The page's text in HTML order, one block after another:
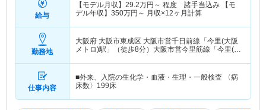
給与
【モデル月収】 29.2万円～ 程度 諸手当込み 【モ
デル年収】 350万円～ 月収×12ヶ月計算
勤務地
大阪府 大阪市東成区 大阪市営千日前線「今里(大阪
メトロ)駅」（徒歩8分）大阪市営今里筋線「今里(大
仕事内容
■外来、入院の生化学・血液・生理・一般検査 〈病
床数〉199床